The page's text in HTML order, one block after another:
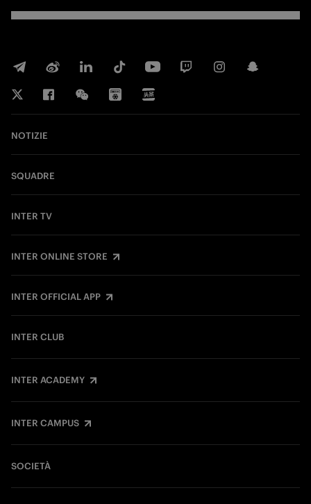
NOTIZIE
SQUADRE
INTER TV
INTER ONLINE STORE
INTER OFFICIAL APP
INTER CLUB
INTER ACADEMY
INTER CAMPUS
SOCIETÀ